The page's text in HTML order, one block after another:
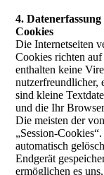
4.
Cookies
Die Internetseiten
Cookies richten
enthalten keine
nutzerfreundlicher,
sind kleine
und die Ihr
Die meisten der
„Session-
automatisch
Endgerät
ermöglichen es